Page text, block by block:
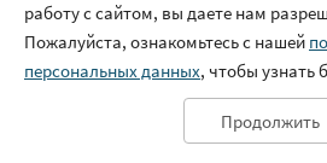
Размещение рекламы
Контакты
работу с сайтом, вы даете нам
Пожалуйста, ознакомьтесь с нашей
персональных данных, чтобы узнать
Продолжить